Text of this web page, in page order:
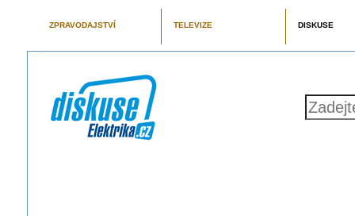
ZPRAVODAJSTVÍ TELEVIZE DISKUSE